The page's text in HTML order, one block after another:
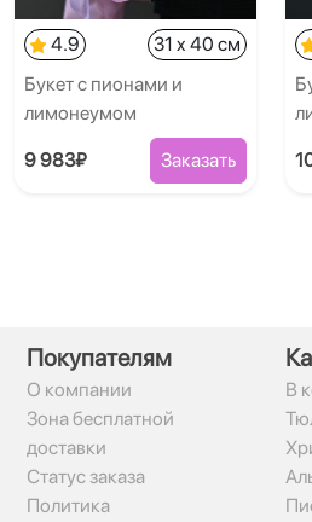
4.9
31 x 40 см
Букет с пионами и
лимонеумом
9 983₽ Заказать
Покупателям
О компании
Зона бесплатной
доставки
Статус заказа
Политика
В